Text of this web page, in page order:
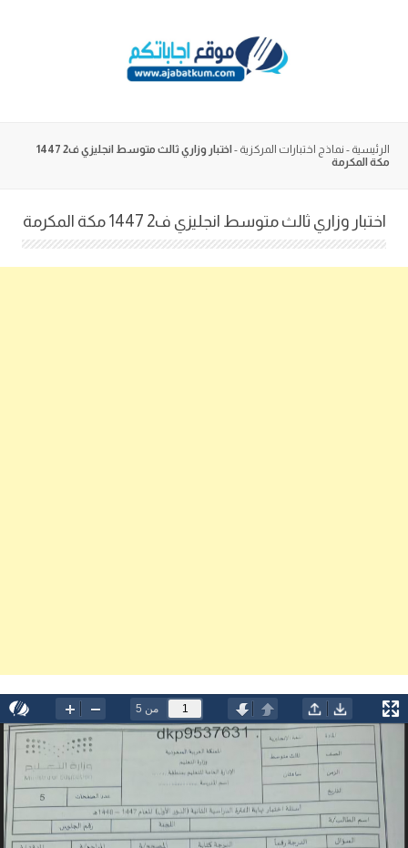
الرئيسية - نماذج اختبارات المركزية -
اختبار وزاري ثالث متوسط انجليزي ف2 1447
مكة المكرمة
اختبار وزاري ثالث متوسط انجليزي ف2 1447 مكة المكرمة